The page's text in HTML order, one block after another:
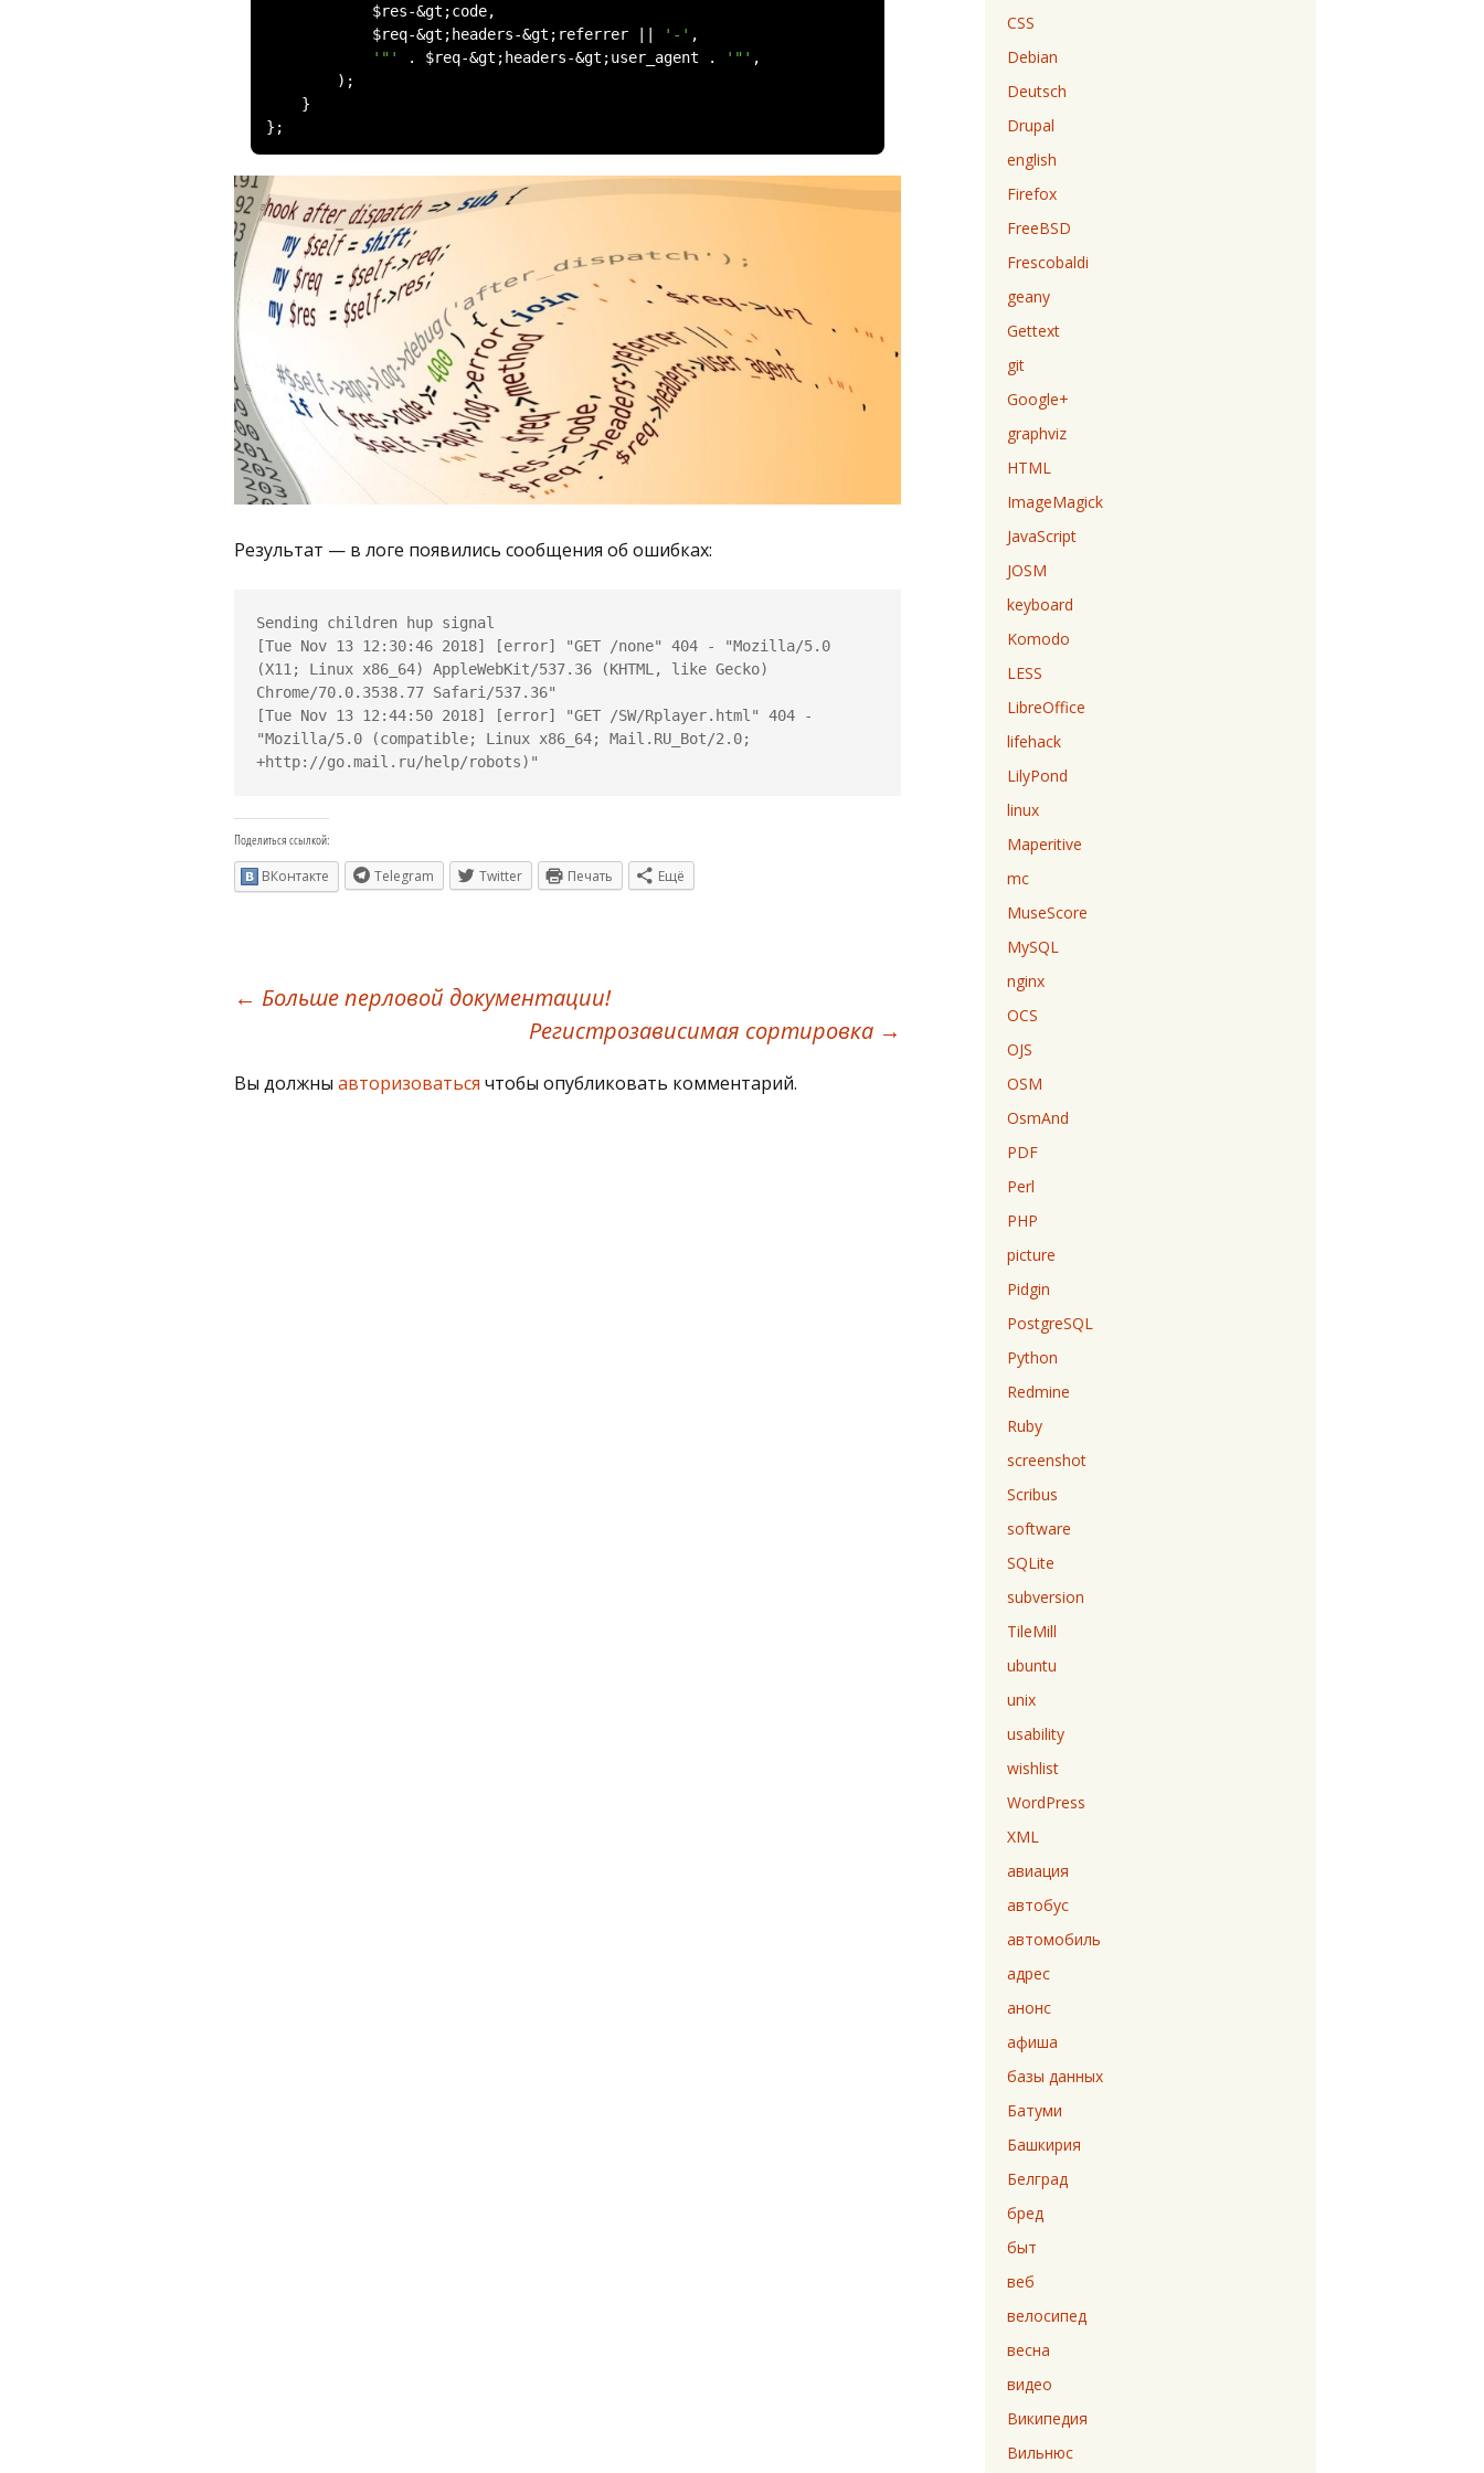
            $res
-&gt ;code,
            $req
-&gt ; headers-&gt ; referrer '-' ,
'"'
. $req-&gt ; headers-&gt ;user_agent . '"' ,
);
}
};
Результат — в логе появились сообщения об ошибках:
Sending children hup signal
[Tue Nov 13 12:30:46 2018] [error] "GET /none" 404 - "Mozilla/5.0
(X11; Linux x86_64) AppleWebKit/537.36 (KHTML, like Gecko)
Chrome/70.0.3538.77 Safari/537.36"
[Tue Nov 13 12:44:50 2018] [error] "GET /SW/Rplayer.html" 404 -
"Mozilla/5.0 (compatible; Linux x86_64; Mail.RU_Bot/2.0;
Поделиться ссылкой:
ВКонтакте
Telegram Twitter Печать Ещё
← Больше перловой документации!
Регистрозависимая сортировка →
Вы должны авторизоваться чтобы опубликовать комментарий.
CSS
Debian
Deutsch
Drupal
english
Firefox
FreeBSD
Frescobaldi
geany
Gettext
git
Google+
graphviz
HTML
ImageMagick
JavaScript
JOSM
keyboard
Komodo
LESS
LibreOffice
lifehack
LilyPond
linux
Maperitive
mc
MuseScore
MySQL
nginx
OCS
OJS
OSM
OsmAnd
PDF
Perl
PHP
picture
Pidgin
PostgreSQL
Python
Redmine
Ruby
screenshot
Scribus
software
SQLite
subversion
TileMill
ubuntu
unix
usability
wishlist
WordPress
XML
авиация
автобус
автомобиль
адрес
анонс
афиша
базы данных
Батуми
Башкирия
Белград
бред
быт
веб
велосипед
весна
видео
Википедия
Вильнюс